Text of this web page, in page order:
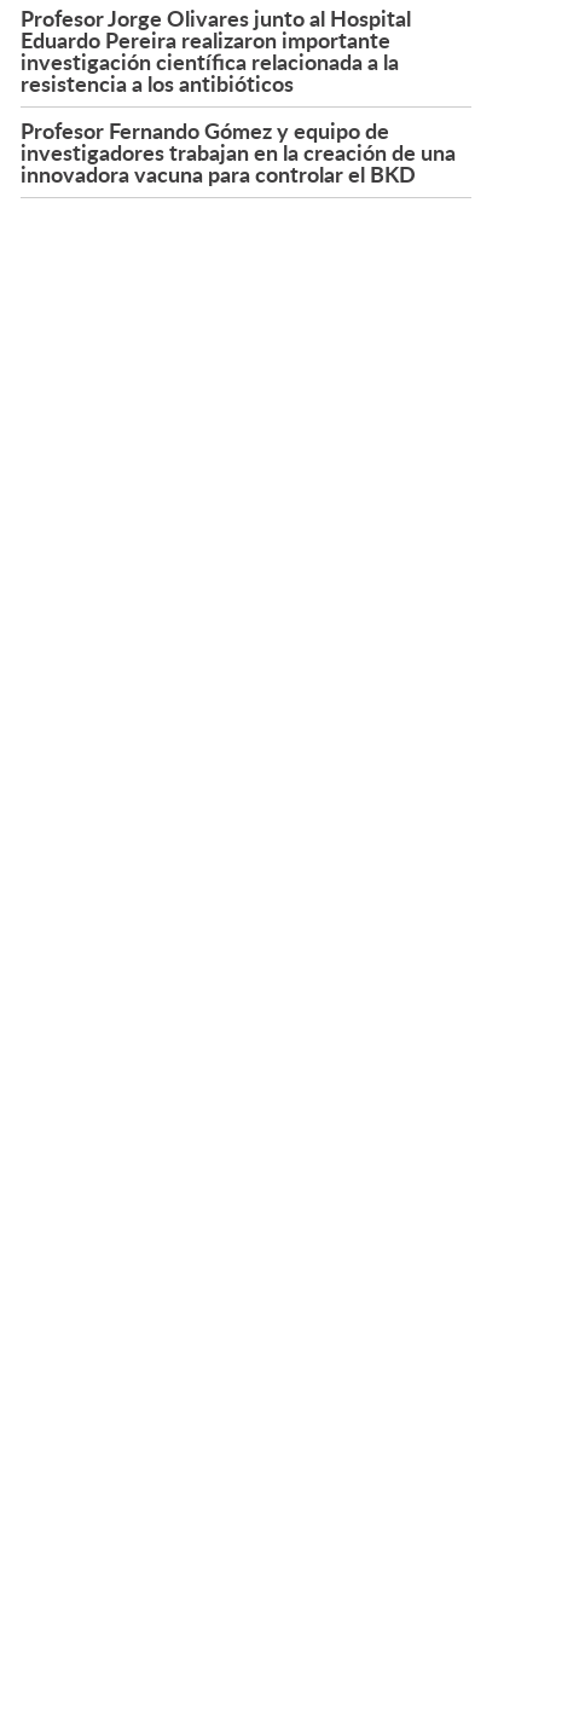
Profesor Jorge Olivares junto al Hospital
Eduardo Pereira realizaron importante
investigación científica relacionada a la
resistencia a los antibióticos
Profesor Fernando Gómez y equipo de
investigadores trabajan en la creación de una
innovadora vacuna para controlar el BKD